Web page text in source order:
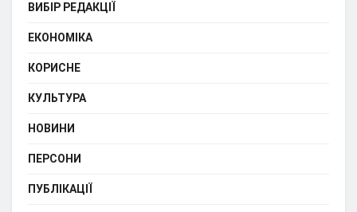
ВИБІР РЕДАКЦІЇ
ЕКОНОМІКА
КОРИСНЕ
КУЛЬТУРА
НОВИНИ
ПЕРСОНИ
ПУБЛІКАЦІЇ